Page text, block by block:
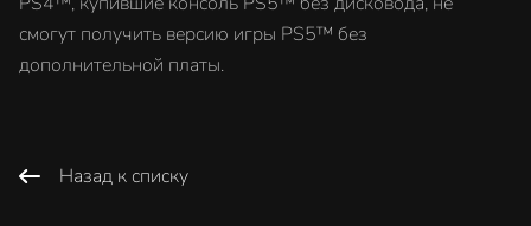
смогут получить версию игры PS5™ без
дополнительной платы.
Назад к списку